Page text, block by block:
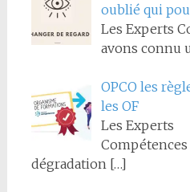
oublié qui
Les Experts
avons connu
OPCO les
les OF
Les Experts
dégradation […]